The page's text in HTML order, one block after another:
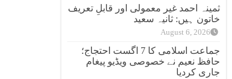
ثمینہ احمد غیر معمولی اور قابلِ تعریف
خاتون ہیں: ثانیہ سعید
August 6, 2026
جماعت اسلامی کا 7 اگست احتجاج؛
حافظ نعیم نے خصوصی ویڈیو پیغام
جاری کردیا